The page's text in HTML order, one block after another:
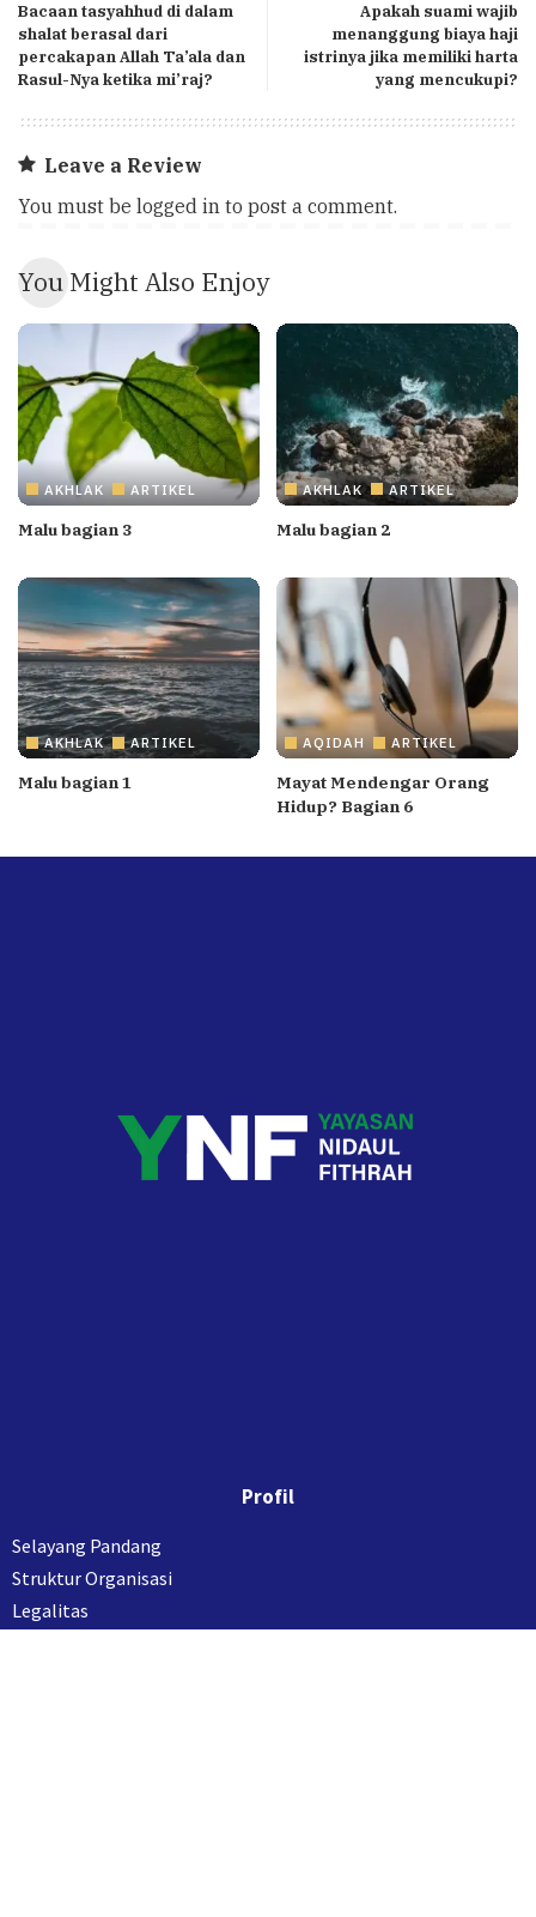
Bacaan tasyahhud di dalam
shalat berasal dari
percakapan Allah Ta’ala dan
Rasul-Nya ketika mi’raj?
Apakah suami wajib
menanggung biaya haji
istrinya jika memiliki harta
yang mencukupi?
Leave a Review
You must be logged in to post a comment.
You Might Also Enjoy
AKHLAK ARTIKEL
Malu bagian 3
AKHLAK ARTIKEL
Malu bagian 2
AKHLAK ARTIKEL
Malu bagian 1
AQIDAH ARTIKEL
Mayat Mendengar Orang
Hidup? Bagian 6
Profil
Selayang Pandang
Struktur Organisasi
Legalitas